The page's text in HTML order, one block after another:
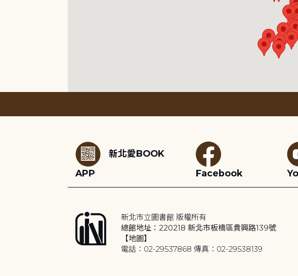
新北愛BOOK
APP
Facebook
新北市立圖書館 版權所有
總館地址：220218 新北市板橋區貴興路139號
【地圖】
電話：02-29537868 傳真：02-29538139